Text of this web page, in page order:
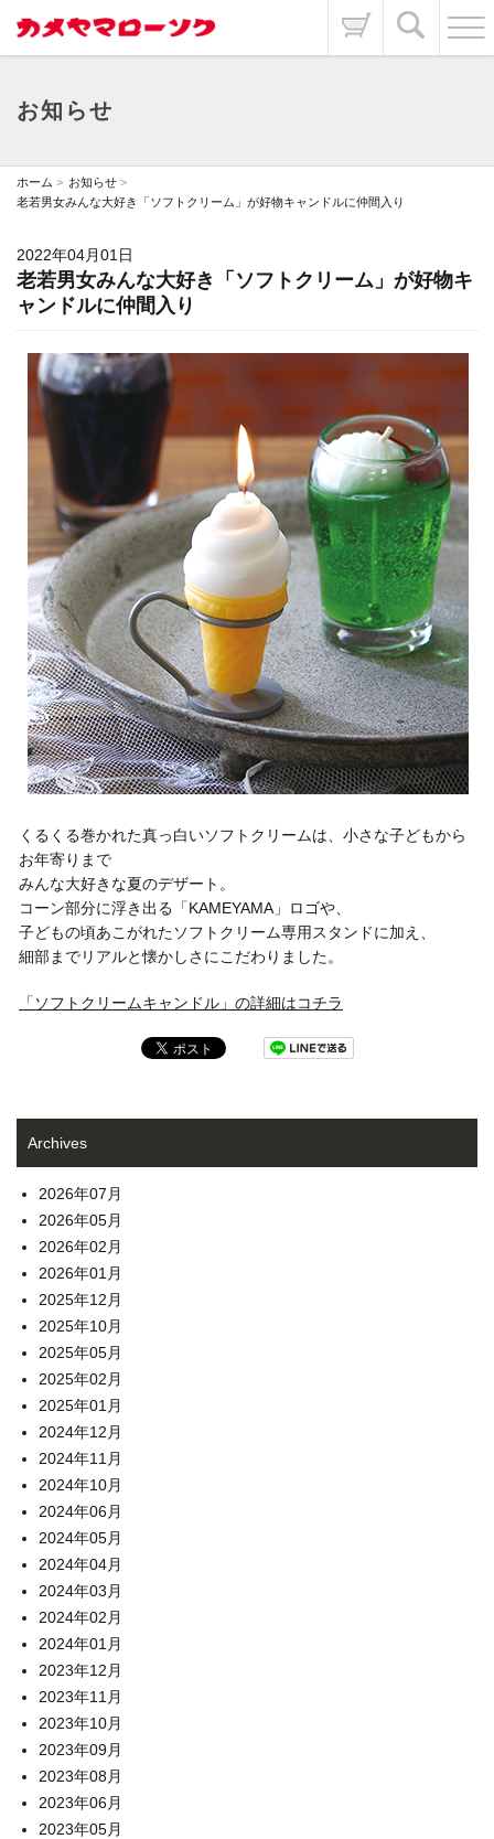
お知らせ
ホーム
お知らせ
老若男女みんな大好き「ソフトクリーム」が好物キャンドルに仲間入り
2022年04月01日
老若男女みんな大好き「ソフトクリーム」が好物キ
ャンドルに仲間入り
くるくる巻かれた真っ白いソフトクリームは、小さな子どもから
お年寄りまで
みんな大好きな夏のデザート。
コーン部分に浮き出る「KAMEYAMA」ロゴや、
子どもの頃あこがれたソフトクリーム専用スタンドに加え、
細部までリアルと懐かしさにこだわりました。
「ソフトクリームキャンドル」の詳細はコチラ
Archives
2026年07月
2026年05月
2026年02月
2026年01月
2025年12月
2025年10月
2025年05月
2025年02月
2025年01月
2024年12月
2024年11月
2024年10月
2024年06月
2024年05月
2024年04月
2024年03月
2024年02月
2024年01月
2023年12月
2023年11月
2023年10月
2023年09月
2023年08月
2023年06月
2023年05月